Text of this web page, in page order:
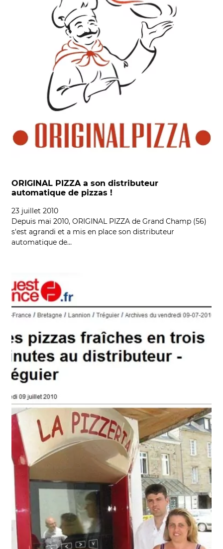
ORIGINAL PIZZA a son distributeur
automatique de pizzas !
23 juillet 2010
Depuis mai 2010, ORIGINAL PIZZA de Grand Champ (56)
s'est agrandi et a mis en place son distributeur
automatique de…